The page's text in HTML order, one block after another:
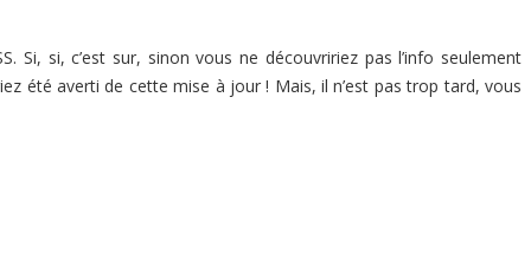
si, c’est sur, sinon vous ne découvririez pas l’info seulement
été averti de cette mise à jour ! Mais, il n’est pas trop tard, vous